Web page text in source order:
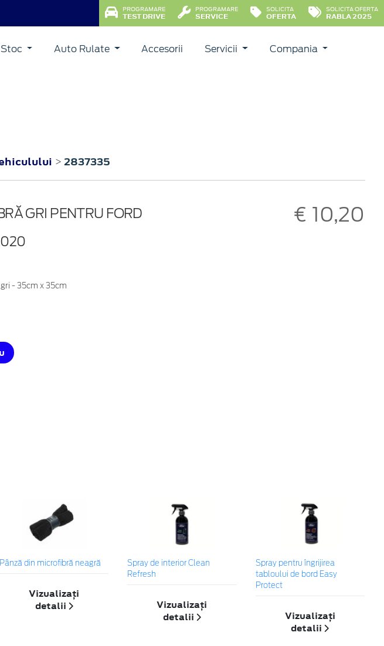
PROGRAMARE
TEST DRIVE
PROGRAMARE
SERVICE
SOLICITA
OFERTA
SOLICITA OFERTA
RABLA 2025
Stoc Auto Rulate Accesorii Servicii Compania
> 2837335
GRI PENTRU FORD
€ 10,20
- 35cm x 35cm
Pânză din microfibră neagră
Vizualizați
detalii
Spray de interior Clean
Refresh
Vizualizați
detalii
Spray pentru îngrijirea
tabloului de bord Easy
Protect
Vizualizați
detalii